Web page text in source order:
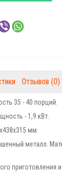
Отзывов (0)
35 - 40 порций.
- 1,9 кВт.
мм.
металл.
приготовления